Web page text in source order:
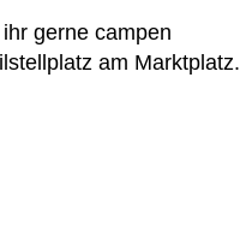
gerne campen
am Marktplatz.